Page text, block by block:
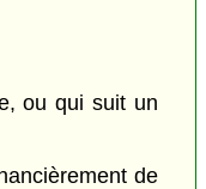
ou qui suit un
de